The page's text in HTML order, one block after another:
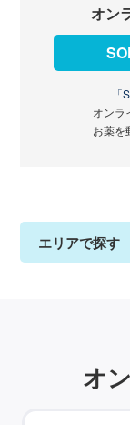
オン
「
オンラ
お薬を
エリアで探す
オ